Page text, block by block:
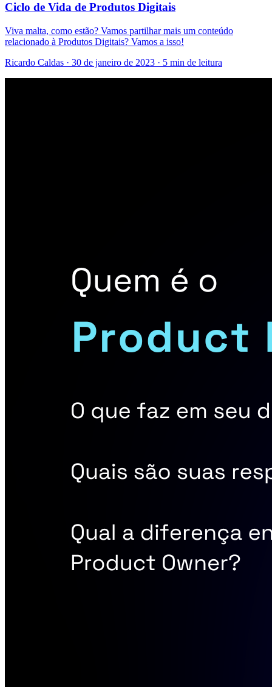
Ciclo de Vida de Produtos Digitais
Viva malta, como estão? Vamos partilhar mais um conteúdo
relacionado à Produtos Digitais? Vamos a isso!
Ricardo Caldas · 30 de janeiro de 2023 · 5 min de leitura